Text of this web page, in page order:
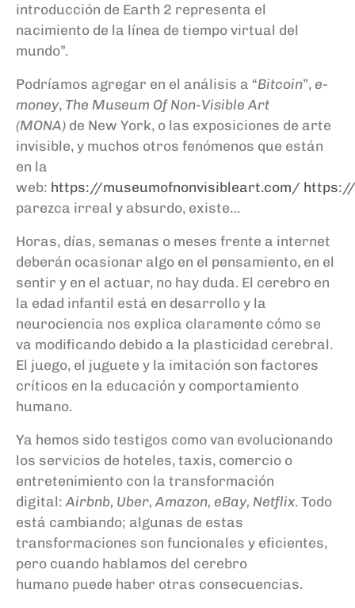
introducción de Earth 2 representa el
nacimiento de la línea de tiempo virtual del
mundo”.
Podríamos agregar en el análisis a “Bitcoin”, e-
money, The Museum Of Non-Visible Art
(MONA) de New York, o las exposiciones de arte
invisible, y muchos otros fenómenos que están
en la
web: https://museumofnonvisibleart.com/
parezca irreal y absurdo, existe…
Horas, días, semanas o meses frente a internet
deberán ocasionar algo en el pensamiento, en el
sentir y en el actuar, no hay duda. El cerebro en
la edad infantil está en desarrollo y la
neurociencia nos explica claramente cómo se
va modificando debido a la plasticidad cerebral.
El juego, el juguete y la imitación son factores
críticos en la educación y comportamiento
humano.
Ya hemos sido testigos como van evolucionando
los servicios de hoteles, taxis, comercio o
entretenimiento con la transformación
digital:Airbnb, Uber, Amazon, eBay, Netflix. Todo
está cambiando; algunas de estas
transformaciones son funcionales y eficientes,
pero cuando hablamos del cerebro
humano puede haber otras consecuencias.